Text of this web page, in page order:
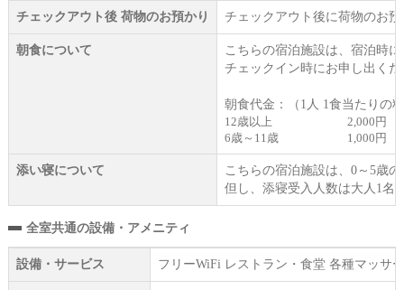
チェックアウト後 荷物のお預かり チェックアウト後に荷物のお
朝食について
こちらの宿泊施設は、宿泊時
チェックイン時にお申し出く
朝食代金：（1人 1食当たりの
12歳以上
2,000円
6歳～11歳
1,000円
添い寝について
こちらの宿泊施設は、0～5歳
但し、添寝受入人数は大人1名
全室共通の設備・アメニティ
設備・サービス フリーWiFi レストラン・食堂 各種マッサ